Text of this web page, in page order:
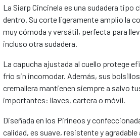
La Siarp Cincinela es una sudadera tipo
dentro. Su corte ligeramente amplio la
muy cómoda y versátil, perfecta para
incluso otra sudadera.
La capucha ajustada al cuello protege
frío sin incomodar. Además, sus
cremallera mantienen siempre a salvo
importantes: llaves, cartera o móvil.
Diseñada en los Pirineos y
calidad, es suave, resistente y